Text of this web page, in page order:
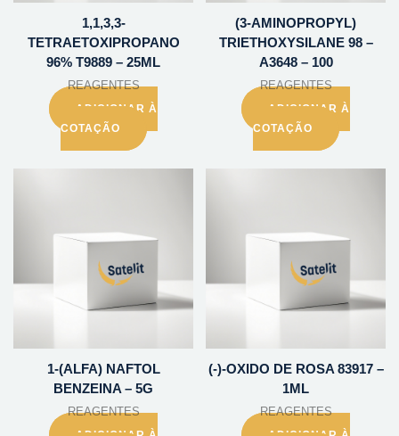
1,1,3,3-
TETRAETOXIPROPANO
96% T9889 – 25ML
REAGENTES
ADICIONAR À
COTAÇÃO
(3-AMINOPROPYL)
TRIETHOXYSILANE 98 –
A3648 – 100
REAGENTES
ADICIONAR À
COTAÇÃO
1-(ALFA) NAFTOL
BENZEINA – 5G
REAGENTES
(-)-OXIDO DE ROSA 83917 –
1ML
REAGENTES